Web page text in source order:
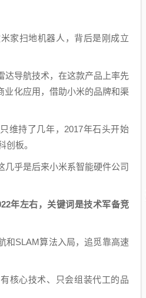
家扫地机器人，背后是刚成立
达导航技术，在这款产品上率先
业化应用，借助小米的品牌和渠
维持了几年，2017年石头开始
创板。
几乎是后来小米系智能硬件公司
年左右，关键词是技术军备竞
和SLAM算法入局，追觅靠高速
核心技术、只会组装代工的品